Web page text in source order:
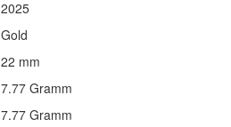
2025
Gold
22 mm
7.77 Gramm
7.77 Gramm